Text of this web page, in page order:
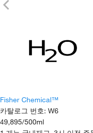
Fisher Chemical™
카탈로그 번호: W6
49,895/500ml